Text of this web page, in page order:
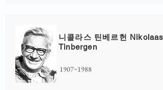
니콜라스 틴베르헌 Nikolaas
Tinbergen
1907~1988